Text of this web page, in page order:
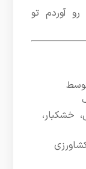
آوردم تو
خشکبار،